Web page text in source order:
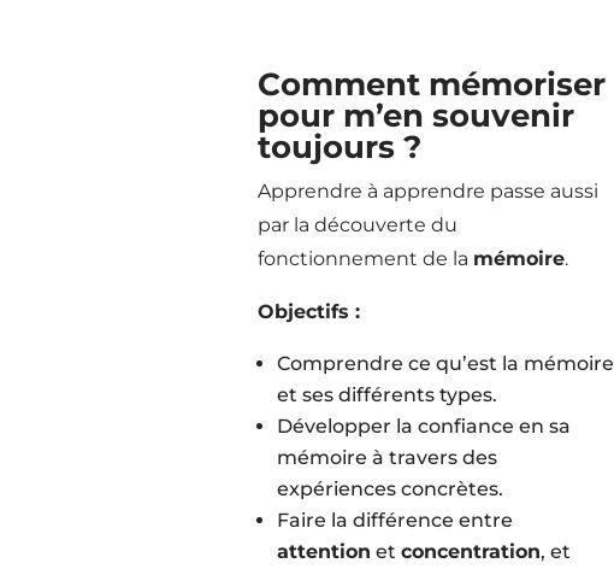
Comment mémoriser
pour m’en souvenir
toujours ?
Apprendre à apprendre passe aussi
par la découverte du
fonctionnement de la mémoire.
Objectifs :
Comprendre ce qu’est la mémoire
et ses différents types.
Développer la confiance en sa
mémoire à travers des
expériences concrètes.
Faire la différence entre
attention et concentration, et